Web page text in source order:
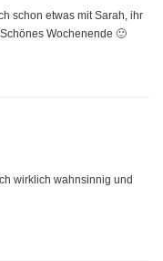
schon etwas mit Sarah, ihr
Wochenende 🙂
wirklich wahnsinnig und